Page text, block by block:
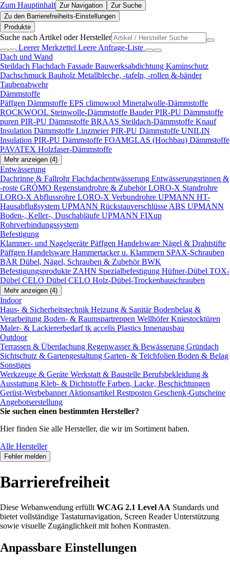
Zum Hauptinhalt Zur Navigation
Zur Suche
Zu den Barrierefreiheits-Einstellungen
Produkte
Suche nach Artikel oder Hersteller
Leerer Merkzettel Leere Anfrage-Liste
Dach und Wand
Steildach Flachdach Fassade Bauwerksabdichtung Kaminschutz
Dachschmuck Bauholz Metallbleche, -tafeln, -rollen &-bänder
Taubenabwehr
Dämmstoffe
Päffgen Dämmstoffe EPS climowool Mineralwolle-Dämmstoffe
ROCKWOOL Steinwolle-Dämmstoffe Bauder PIR-PU Dämmstoffe
puren PIR-PU Dämmstoffe BRAAS Steildach-Dämmstoffe Knauf
Insulation Dämmstoffe Linzmeier PIR-PU Dämmstoffe UNILIN
Insulation PIR-PU Dämmstoffe FOAMGLAS (Hochbau) Dämmstoffe
PAVATEX Holzfaser-Dämmstoffe
Mehr anzeigen (4)
Entwässerung
Dachrinne & FallrohrFlachdachentwässerung Entwässerungsrinnen &
-roste GRÖMO Regenstandrohre & ZubehörLORO-X Standrohre
LORO-X Abflussrohre LORO-X Verbundrohre UPMANN HT-
Hausabflußsystem UPMANN Rückstauverschlüsse ABS UPMANN
Boden-, Keller-, Duschabläufe UPMANN FIXup
Rohrverbindungssystem
Befestigung
Klammer- und Nagelgeräte Päffgen Handelsware Nägel & Drahtstifte
Päffgen Handelsware Hammertacker u. Klammern SPAX-Schrauben
BÄR Dübel, Nägel, Schrauben & ZubehörBWK
Befestigungsprodukte ZAHN Spezialbefestigung Hüfner-Dübel TOX-
Dübel CELO Dübel CELO Holz-Dübel-Trockenbauschrauben
Mehr anzeigen (4)
Indoor
Haus- & Sicherheitstechnik Heizung & SanitärBodenbelag &
Verarbeitung Boden- & Raumspartreppen Wellhöfer Kniestocktüren
Maler- & Lackiererbedarftk accelis Plastics Innenausbau
Outdoor
Terrassen & Überdachung Regenwasser & Bewässerung Gründach
Sichtschutz & Gartengestaltung Garten- & Teichfolien Boden & Belag
Sonstiges
Werkzeuge & Geräte Werkstatt & Baustelle Berufsbekleidung &
Ausstattung Kleb- & Dichtstoffe Farben, Lacke, Beschichtungen
Gerüst-WerbebannerAktionsartikel Restposten Geschenk-Gutscheine
Angebotserstellung
Sie suchen einen bestimmten Hersteller?
Hier finden Sie alle Hersteller, die wir im Sortiment haben.
Alle Hersteller
Fehler melden
Barrierefreiheit
Diese Webanwendung erfüllt WCAG 2.1 Level AA Standards und
bietet vollständige Tastaturnavigation, Screen Reader Unterstützung
sowie visuelle Zugänglichkeit mit hohen Kontrasten.
Anpassbare Einstellungen